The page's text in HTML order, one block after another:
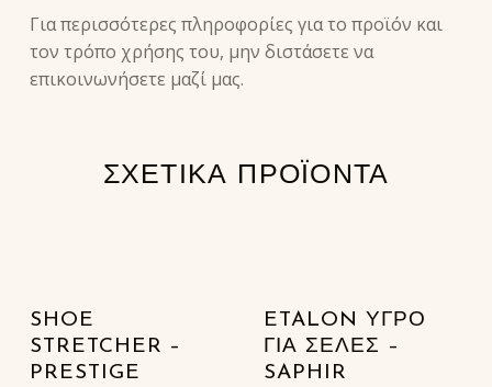
Για περισσότερες πληροφορίες για το προϊόν και
τον τρόπο χρήσης του, μην διστάσετε να
επικοινωνήσετε μαζί μας.
ΣΧΕΤΙΚΆ ΠΡΟΪΌΝΤΑ
SHOE
STRETCHER –
PRESTIGE
ETALON ΥΓΡΌ
ΓΙΑ ΣΈΛΕΣ –
SAPHIR